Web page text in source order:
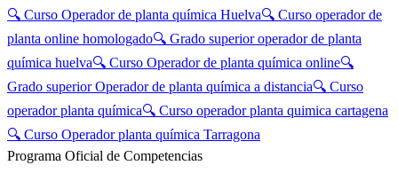
🔍 Curso Operador de planta química Huelva🔍 Curso operador de
planta online homologado🔍 Grado superior operador de planta
química huelva🔍 Curso Operador de planta química online🔍
Grado superior Operador de planta química a distancia🔍 Curso
operador planta química🔍 Curso operador planta quimica cartagena
🔍 Curso Operador planta química Tarragona
Programa Oficial de Competencias